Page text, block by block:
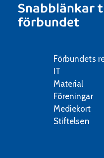
Snabblänkar
förbundet
Förbundets
IT
Material
Föreningar
Mediekort
Stiftelsen